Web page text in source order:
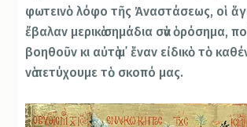
φωτεινὸ λόφο τῆς Ἀναστάσεως, οἱ
ἔβαλαν μερικὰ σημάδια σὰν ὁρόσημα,
βοηθοῦν κι αὐτὰ μ᾿ ἕναν εἰδικὸ τὸ
νὰ πετύχουμε τὸ σκοπό μας.